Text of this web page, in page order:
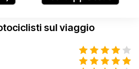
sul viaggio